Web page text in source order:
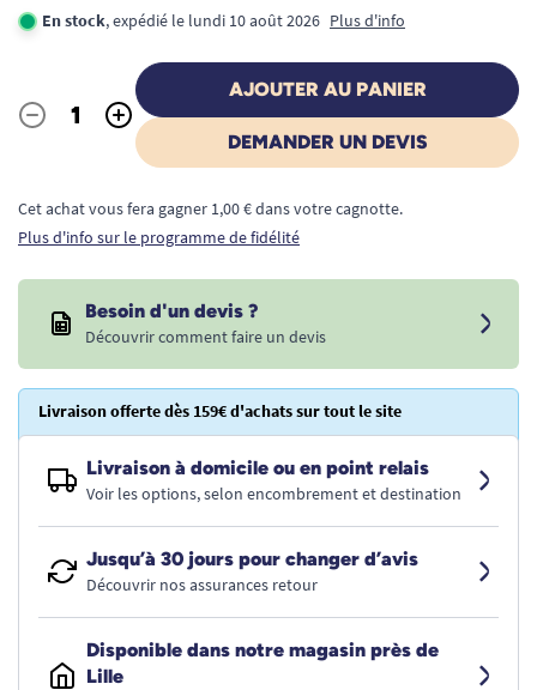
En stock, expédié le lundi 10 août 2026 Plus d'info
Quantité
- +
AJOUTER AU PANIER
DEMANDER UN DEVIS
Cet achat vous fera gagner 1,00 € dans votre cagnotte.
Plus d'info sur le programme de fidélité
Besoin d'un devis ?
Découvrir comment faire un devis
Livraison offerte dès 159€ d'achats sur tout le site
Livraison à domicile ou en point relais
Voir les options, selon encombrement et destination
Jusqu’à 30 jours pour changer d’avis
Découvrir nos assurances retour
Disponible dans notre magasin près de
Lille